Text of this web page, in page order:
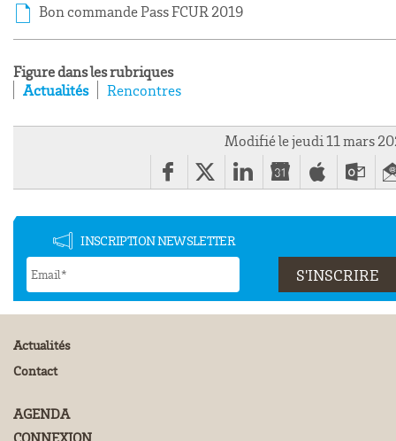
Bon commande Pass FCUR 2019
Figure dans les rubriques
Actualités
Rencontres
Modifié le jeudi 11 mars
INSCRIPTION NEWSLETTER
Actualités
Contact
AGENDA